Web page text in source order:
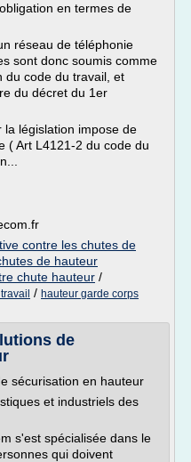
en termes de
réseau de téléphonie
sont donc soumis comme
du code du travail, et
du décret du 1er
législation impose de
( Art L4121-2 du code du
contre les chutes de
de hauteur
chute hauteur /
/ hauteur garde corps
de
sécurisation en hauteur
et industriels des
s'est spécialisée dans le
qui doivent